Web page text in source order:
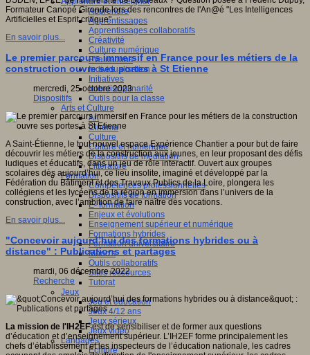
Apprendre
Apprentissages
Apprentissages collaboratifs
Créativité
Culture numérique
Evaluations
Individualisation
Initiatives
Interdisciplinarité
Outils pour la classe
Arts et Culture
Art
Cinéma
Culture
Culture et numérique
Dispositifs de médiation
Littérature
Formation
Compétences professionnelles
Dispositifs de formation
E- formation
Enjeux et évolutions
Enseignement supérieur et numérique
Formations hybrides
Formation universitaire
Mooc’s
Outils collaboratifs
Sites ressources
Tutorat
Jeux
Jeu et éducation
Jeux 4/12 ans
Jeux sérieux
Jeux vidéo
Langages
Ecriture
Formateur Canopé Gironde lors des rencontres de l'An@é "Les Intelligences
Artificielles et Esprit critique"
En savoir plus...
Le premier parcours immersif en France pour les métiers de la
construction ouvre ses portes à St Etienne
mercredi, 25 octobre 2023
Dispositifs
A Saint-Étienne, le tout nouvel espace Expérience Chantier a pour but de faire
découvrir les métiers de la construction aux jeunes, en leur proposant des défis
ludiques et éducatifs, dans un jeu de rôle interactif. Ouvert aux groupes
scolaires dès aujourd’hui, ce lieu insolite, imaginé et développé par la
Fédération du Bâtiment et des Travaux Publics de la Loire, plongera les
collégiens et les lycéens de la région en immersion dans l’univers de la
construction, avec l’ambition de faire naître des vocations.
En savoir plus...
"Concevoir aujourd’hui des formations hybrides ou à
distance" : Publications et partages
mardi, 06 décembre 2022
Recherche
La mission de l'IH2EFest de sensibiliser et de former aux questions
d’éducation et d’enseignement supérieur. L’IH2EF forme principalement les
chefs d’établissement et les inspecteurs de l’éducation nationale, les cadres